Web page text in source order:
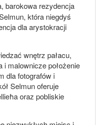
barokowa rezydencja
która niegdyś
dla arystokracji
wnętrz pałacu,
i malownicze położenie
dla fotografów i
Selmun oferuje
oraz pobliskie